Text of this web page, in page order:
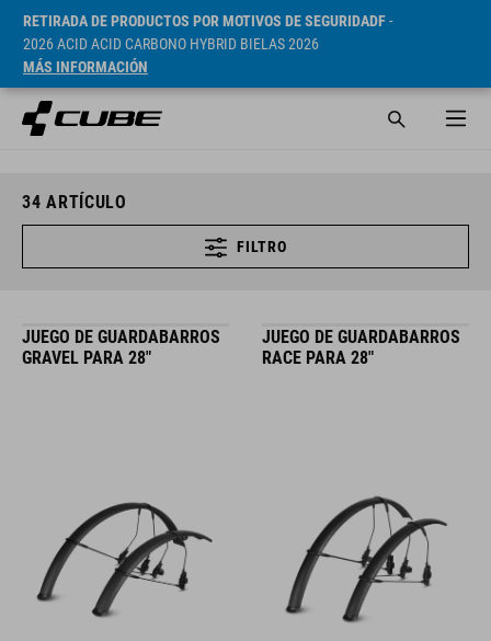
RETIRADA DE PRODUCTOS POR MOTIVOS DE SEGURIDADF-
2026 ACID ACID CARBONO HYBRID BIELAS 2026
MÁS INFORMACIÓN
34 ARTÍCULO
FILTRO
JUEGO DE GUARDABARROS
GRAVEL PARA 28"
JUEGO DE GUARDABARROS
RACE PARA 28"